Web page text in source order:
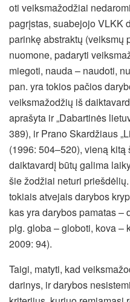
oti veiksmažodžiai
pagrįstas, suabejojo VLKK
parinkę abstraktų (veiksmų
nuomone, padaryti
miegoti, nauda – naudoti,
pan. yra tokios pačios
veiksmažodžių iš
aprašyta ir „Dabartinės
389), ir Prano Skardžiaus
(1996: 504–520), vieną
daiktavardį būtų galima
šie žodžiai neturi
tokiais atvejais darybos
kas yra darybos pamatas –
plg. globa – globoti, kova –
2009: 94).
Taigi, matyti, kad
darinys, ir darybos